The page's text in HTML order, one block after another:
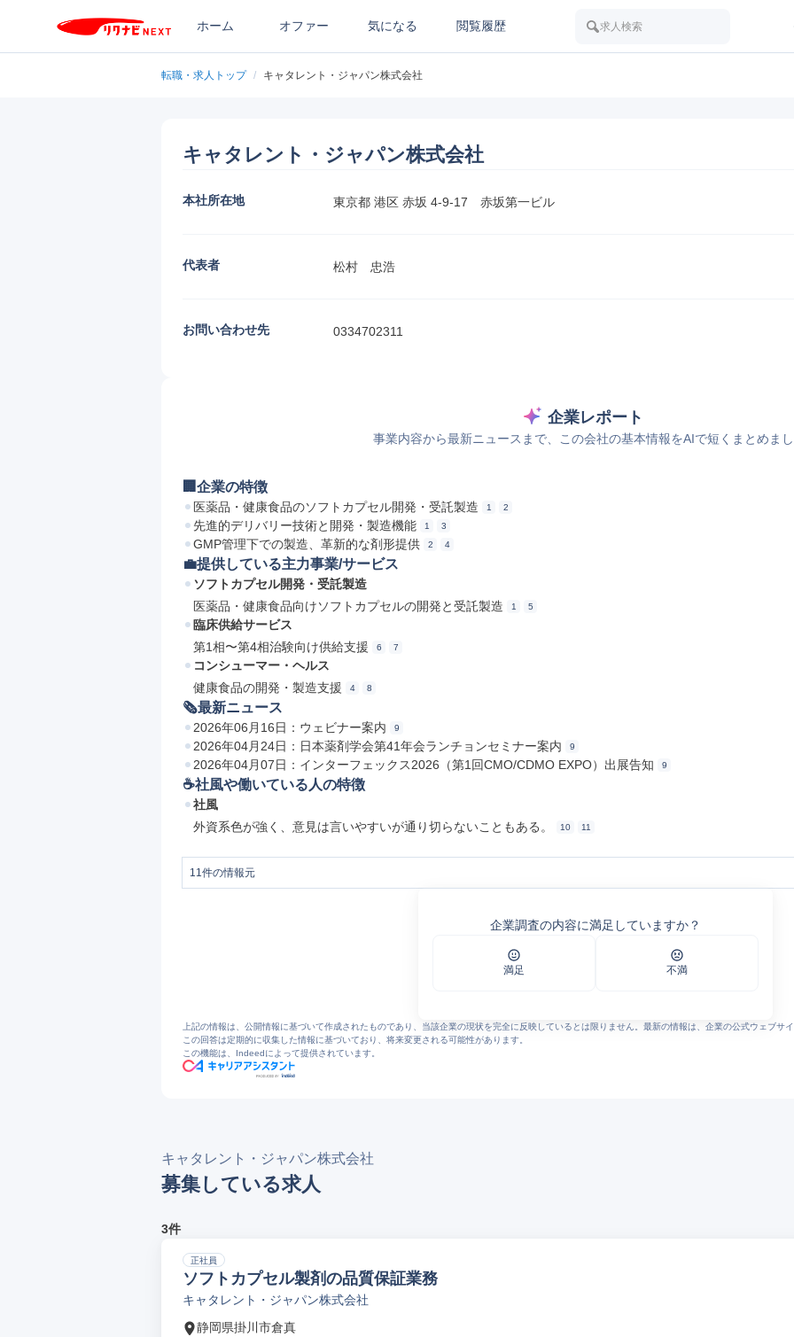
ホーム オファー 気になる 閲覧履歴 求人検索
転職・求人トップ / キャタレント・ジャパン株式会社
キャタレント・ジャパン株式会社
本社所在地 東京都 港区 赤坂 4-9-17　赤坂第一ビル
代表者 松村　忠浩
お問い合わせ先 0334702311
企業レポート
事業内容から最新ニュースまで、この会社の基本情報をAIで短くまとめま
🏢企業の特徴
医薬品・健康食品のソフトカプセル開発・受託製造 1 2
先進的デリバリー技術と開発・製造機能 1 3
GMP管理下での製造、革新的な剤形提供 2 4
💼提供している主力事業/サービス
ソフトカプセル開発・受託製造
医薬品・健康食品向けソフトカプセルの開発と受託製造
1 5
臨床供給サービス
第1相〜第4相治験向け供給支援
6 7
コンシューマー・ヘルス
健康食品の開発・製造支援
4 8
🗞最新ニュース
2026年06月16日：ウェビナー案内 9
2026年04月24日：日本薬剤学会第41年会ランチョンセミナー案内 9
2026年04月07日：インターフェックス2026（第1回CMO/CDMO EXPO）出展告知 9
☕️社風や働いている人の特徴
社風
外資系色が強く、意見は言いやすいが通り切らないこともある。
10 11
11件の情報元
9
ニュース・イベント - Catalent Japan
10
11
キャタレント・ジャパンの社員クチコミ一覧（10件）｜Yahoo!しごとカタログ
企業調査の内容に満足していますか？
満足 不満
上記の情報は、公開情報に基づいて作成されたものであり、当該企業の現状を完全に反映しているとは限りません。最新の情報は、企業の公式ウェブサ
この回答は定期的に収集した情報に基づいており、将来変更される可能性があります。
この機能は、Indeedによって提供されています。
キャタレント・ジャパン株式会社
募集している求人
3件
正社員
ソフトカプセル製剤の品質保証業務
キャタレント・ジャパン株式会社
静岡県掛川市倉真